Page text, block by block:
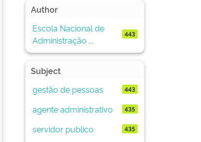
Author
Escola Nacional de
Administração ...
443
Subject
gestão de pessoas
443
agente administrativo 435
servidor publico 435